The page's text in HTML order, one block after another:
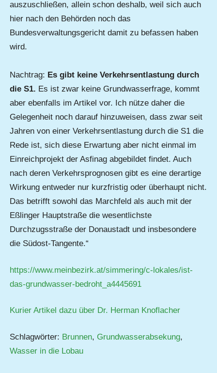
auszuschließen, allein schon deshalb, weil sich auch
hier nach den Behörden noch das
Bundesverwaltungsgericht damit zu befassen haben
wird.
Nachtrag: Es gibt keine Verkehrsentlastung durch
die S1. Es ist zwar keine Grundwasserfrage, kommt
aber ebenfalls im Artikel vor. Ich nütze daher die
Gelegenheit noch darauf hinzuweisen, dass zwar seit
Jahren von einer Verkehrsentlastung durch die S1 die
Rede ist, sich diese Erwartung aber nicht einmal im
Einreichprojekt der Asfinag abgebildet findet. Auch
nach deren Verkehrsprognosen gibt es eine derartige
Wirkung entweder nur kurzfristig oder überhaupt nicht.
Das betrifft sowohl das Marchfeld als auch mit der
Eßlinger Hauptstraße die wesentlichste
Durchzugsstraße der Donaustadt und insbesondere
die Südost-Tangente.“
https://www.meinbezirk.at/simmering/c-lokales/ist-
das-grundwasser-bedroht_a4445691
Kurier Artikel dazu über Dr. Herman Knoflacher
Schlagwörter: Brunnen, Grundwasserabsekung,
Wasser in die Lobau